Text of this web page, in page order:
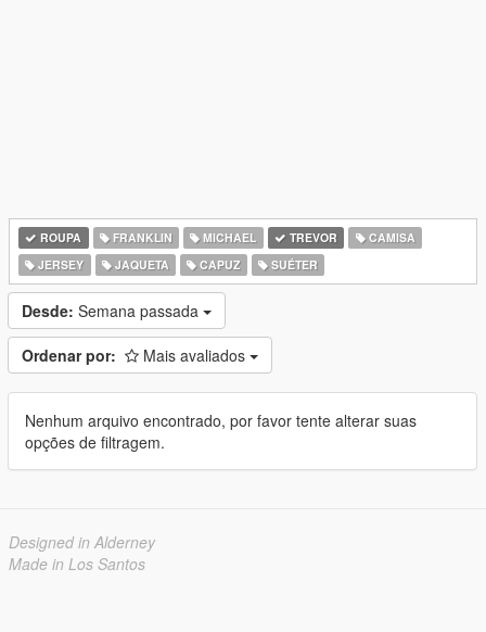
ROUPA FRANKLIN MICHAEL TREVOR
CAMISA
JERSEY
JAQUETA CAPUZ SUÉTER
Desde: Semana passada
Ordenar por: Mais avaliados
Nenhum arquivo encontrado, por favor tente alterar suas
opções de filtragem.
Designed in Alderney
Made in Los Santos